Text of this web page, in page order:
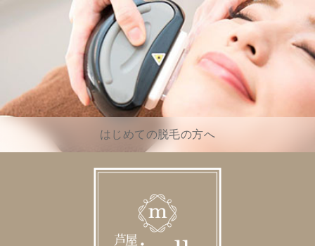
はじめての脱毛の方へ